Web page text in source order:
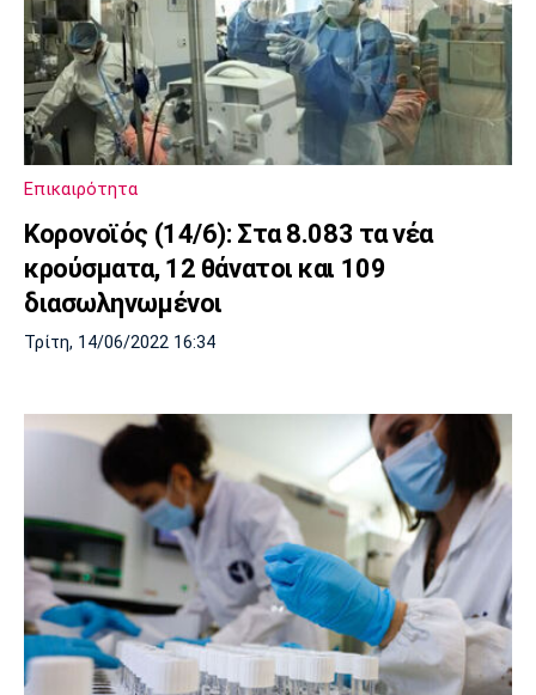
Επικαιρότητα
Κορονοϊός (14/6): Στα 8.083 τα νέα
κρούσματα, 12 θάνατοι και 109
διασωληνωμένοι
Τρίτη, 14/06/2022 16:34